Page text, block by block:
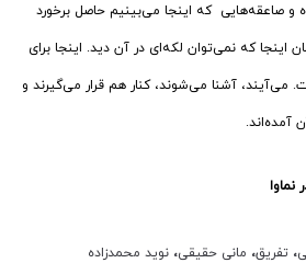
و صاعقه‌هایی که اینجا می‌بینیم حاصل برخورد
اینجا که نمی‌توان لکه‌ای در آن دید. اینجا برای
می‌آیند، آشنا می‌شوند، کنار هم قرار می‌گیرند و
آمده‌اند.
نماوا
، تفریق، مانی حقیقی، نوید محمدزاده